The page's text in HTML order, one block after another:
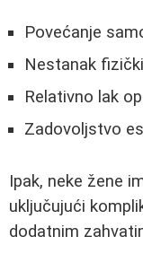
Povećanje
Nestanak
Relativno lak
Zadovoljstvo
Ipak, neke žene
uključujući
dodatnim